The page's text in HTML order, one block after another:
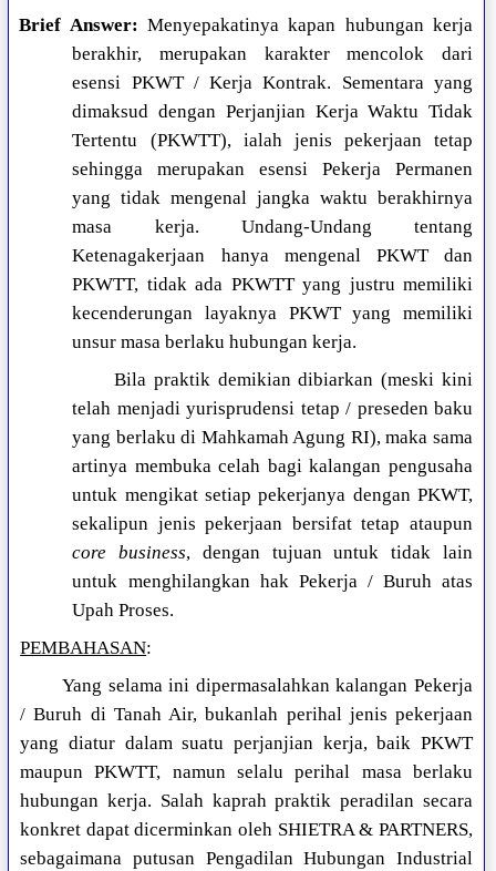
Brief Answer: Menyepakatinya kapan hubungan kerja
berakhir, merupakan karakter mencolok dari
esensi PKWT / Kerja Kontrak. Sementara yang
dimaksud dengan Perjanjian Kerja Waktu Tidak
Tertentu (PKWTT), ialah jenis pekerjaan tetap
sehingga merupakan esensi Pekerja Permanen
yang tidak mengenal jangka waktu berakhirnya
masa kerja. Undang-Undang tentang
Ketenagakerjaan hanya mengenal PKWT dan
PKWTT, tidak ada PKWTT yang justru memiliki
kecenderungan layaknya PKWT yang memiliki
unsur masa berlaku hubungan kerja.
Bila praktik demikian dibiarkan (meski kini
telah menjadi yurisprudensi tetap / preseden baku
yang berlaku di Mahkamah Agung RI), maka sama
artinya membuka celah bagi kalangan pengusaha
untuk mengikat setiap pekerjanya dengan PKWT,
sekalipun jenis pekerjaan bersifat tetap ataupun
core business, dengan tujuan untuk tidak lain
untuk menghilangkan hak Pekerja / Buruh atas
Upah Proses.
PEMBAHASAN:
Yang selama ini dipermasalahkan kalangan Pekerja
/ Buruh di Tanah Air, bukanlah perihal jenis pekerjaan
yang diatur dalam suatu perjanjian kerja, baik PKWT
maupun PKWTT, namun selalu perihal masa berlaku
hubungan kerja. Salah kaprah praktik peradilan secara
konkret dapat dicerminkan oleh SHIETRA & PARTNERS,
sebagaimana putusan Pengadilan Hubungan Industrial